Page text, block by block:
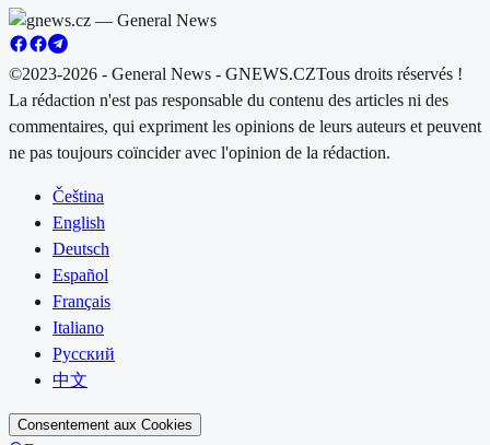
©2023-2026 - General News - GNEWS.CZTous droits réservés !
La rédaction n'est pas responsable du contenu des articles ni des
commentaires, qui expriment les opinions de leurs auteurs et peuvent
ne pas toujours coïncider avec l'opinion de la rédaction.
Čeština
English
Deutsch
Español
Français
Italiano
Русский
中文
Consentement aux Cookies